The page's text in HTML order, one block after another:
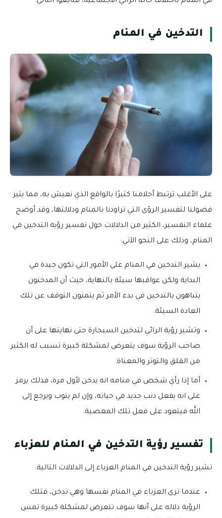
التدخين في المنام
على الأغلب ترتبط أحلامنا كثيرًا بالواقع الذي نعيش به، مما يثير
فضولنا لتفسير الرؤى التي تراودنا بالمنام ودلالتها، وقد أوضح
علماء التفسير، الكثير من الدلالات حول تفسير رؤية التدخين في
المنام، وذلك على النحو الآتي:
يشير التدخين في المنام على الأمور التي تكون جيدة في
البداية ولكن عواقبها سيئة بالنهاية، حيث أن المدخنون
يتباهون بالتدخين في بدء الأمر ثم يتمنون التوقف عن تلك
العادة السيئة.
وتشير رؤية الرائي لتدخين السيجارة حتى نهايتها على أن
صاحب الرؤية سوف يتعرض لمشكلة كبيرة تسبب له الكثير
من القلق والتوتر والمعناة.
أما إذا رأي شخص في منامه انه يدخن لأول مرة، فذلك يرمز
على انه يفعل ذنب جديد في حياته، وإن لم يتوب ويرجع إلى
الله فيتعود على فعل تلك المعصية.
تفسير رؤية التدخين في المنام للعزباء
تشير رؤية التدخين في المنام العزباء إلى الدلالات التالية:
عندما ترى العزباء في المنام نفسها وهي تدخن، فتلك
الرؤية دلاله على أنها سوف تتعرض لمشكلة كبيرة تمس